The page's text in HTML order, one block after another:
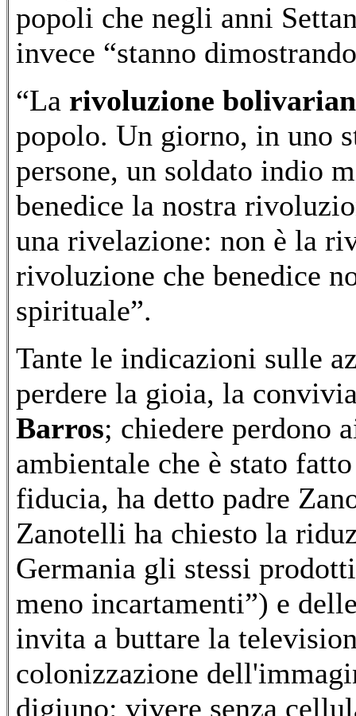
popoli che negli anni
invece “stanno
“La rivoluzione
popolo. Un giorno, in uno
persone, un soldato indio
benedice la nostra
una rivelazione: non è la
rivoluzione che benedice
spirituale”.
Tante le indicazioni sulle
perdere la gioia, la
Barros; chiedere perdono
ambientale che è stato
fiducia, ha detto padre
Zanotelli ha chiesto la
Germania gli stessi
meno incartamenti”) e
invita a buttare la
colonizzazione
digiuno: vivere senza